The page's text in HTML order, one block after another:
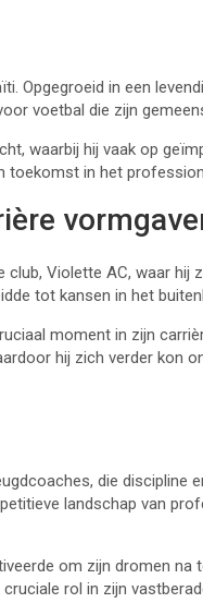
Opgegroeid in een
voetbal die zijn
waarbij hij vaak op
toekomst in het
Violette AC, waar hij
tot kansen in het
moment in zijn
hij zich verder kon
die discipline
landschap van
om zijn dromen na
rol in zijn